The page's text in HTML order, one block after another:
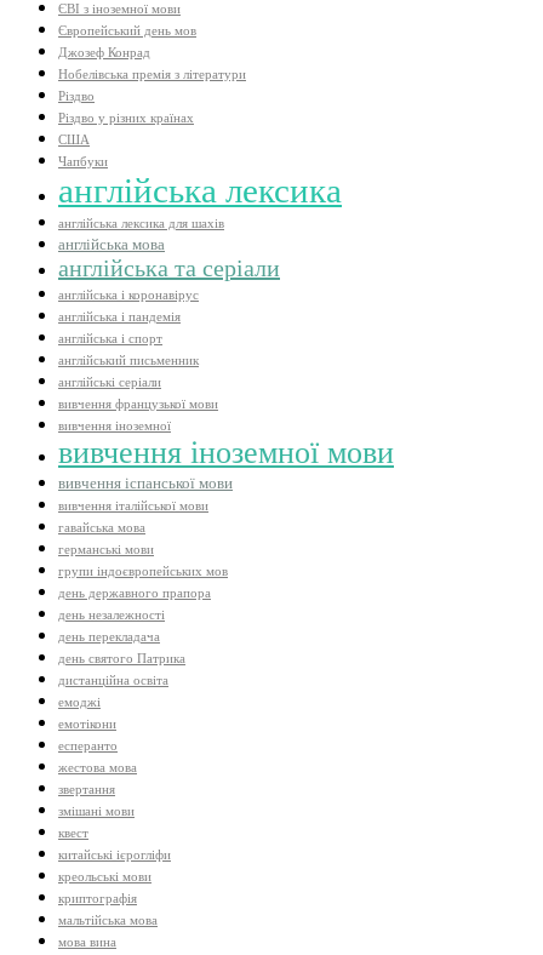
ЄВІ з іноземної мови
Європейський день мов
Джозеф Конрад
Нобелівська премія з літератури
Різдво
Різдво у різних країнах
США
Чапбуки
англійська лексика
англійська лексика для шахів
англійська мова
англійська та серіали
англійська і коронавірус
англійська і пандемія
англійська і спорт
англійський письменник
англійські серіали
вивчення французької мови
вивчення іноземної
вивчення іноземної мови
вивчення іспанської мови
вивчення італійської мови
гавайська мова
германські мови
групи індоєвропейських мов
день державного прапора
день незалежності
день перекладача
день святого Патрика
дистанційна освіта
емоджі
емотікони
есперанто
жестова мова
звертання
змішані мови
квест
китайські ієрогліфи
креольські мови
криптографія
мальтійська мова
мова вина